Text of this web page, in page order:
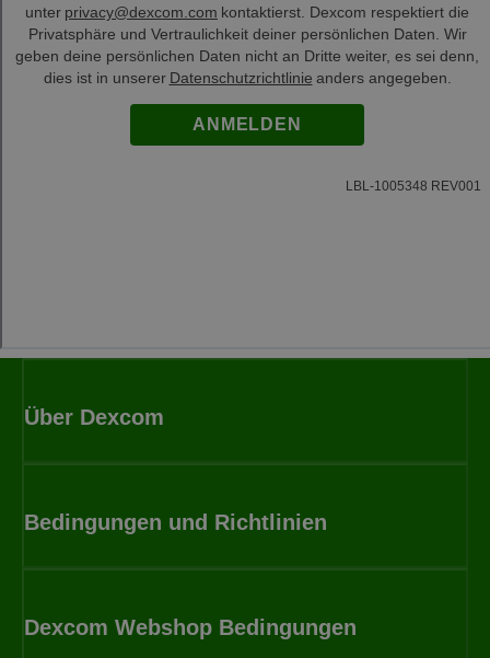
Über Dexcom
Bedingungen und Richtlinien
Dexcom Webshop Bedingungen